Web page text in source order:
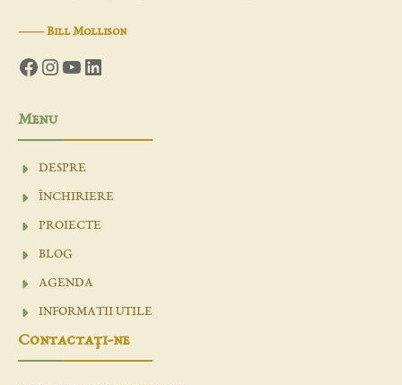
―Bill Mollison
Facebook
Instagram
YouTube
LinkedIn
Menu
DESPRE
ÎNCHIRIERE
PROIECTE
BLOG
AGENDA
INFORMATII UTILE
Contactaţi-ne